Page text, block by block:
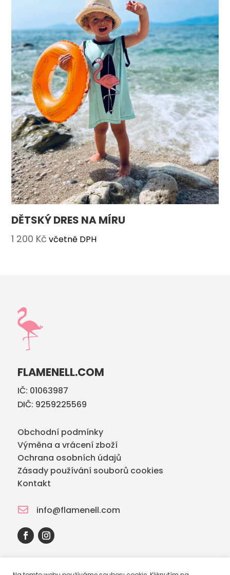
DĚTSKÝ DRES NA MÍRU
1 200 Kč včetně DPH
FLAMENELL.COM
IČ: 01063987
DIČ: 9259225569
Obchodní podmínky
Výměna a vrácení zboží
Ochrana osobních údajů
Zásady používání souborů cookies
Kontakt
 info@flamenell.com